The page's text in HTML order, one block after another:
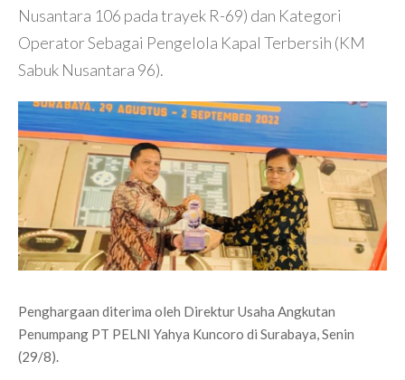
Nusantara 106 pada trayek R-69) dan Kategori
Operator Sebagai Pengelola Kapal Terbersih (KM
Sabuk Nusantara 96).
Penghargaan diterima oleh Direktur Usaha Angkutan
Penumpang PT PELNI Yahya Kuncoro di Surabaya, Senin
(29/8).